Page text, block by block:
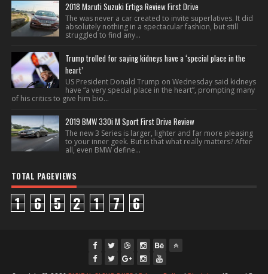
2018 Maruti Suzuki Ertiga Review First Drive
The was never a car created to invite superlatives. It did
absolutely nothing in a spectacular fashion, but still
struggled to find any...
Trump trolled for saying kidneys have a ‘special place in the
heart’
US President Donald Trump on Wednesday said kidneys
have “a very special place in the heart”, prompting many
of his critics to give him bio...
2019 BMW 330i M Sport First Drive Review
The new 3 Series is larger, lighter and far more pleasing
to your inner geek. But is that what really matters? After
all, even BMW define...
TOTAL PAGEVIEWS
1 6 5 2 1 7 6
fac twi gpl ins you